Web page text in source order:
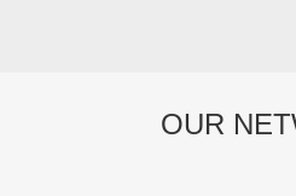
OUR